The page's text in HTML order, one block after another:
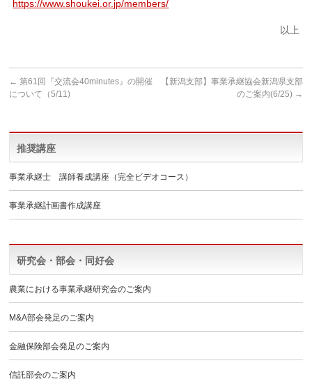
https://www.shoukei.or.jp/members/
以上
← 第61回『交流会40minutes』の開催
について（5/11)
【新潟支部】事業承継協会新潟県支部
のご案内(6/25) →
推奨講座
事業承継士 講師養成講座（完全ビデオコース）
事業承継計画書作成講座
研究会・部会・同好会
農業における事業承継研究会のご案内
M&A部会発足のご案内
金融保険部会発足のご案内
信託部会のご案内